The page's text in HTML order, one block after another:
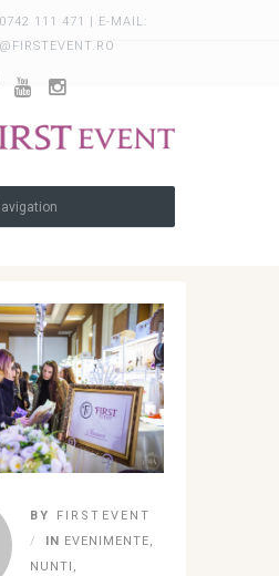
111 471 | E-MAIL:
BY
FIRSTEVENT
IN
EVENIMENTE,
NUNTI ,